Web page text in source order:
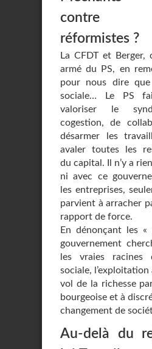
contre
réformistes ?
La CFDT et Berger,
armé du PS, en
pour nous dire
sociale… Le PS
valoriser le
cogestion, de
désarmer les
avaler toutes les
du capital. Il n’y a
ni avec ce
les entreprises,
parvient à arracher
rapport de force.
En dénonçant les «
gouvernement
les vraies racines
sociale,
vol de la richesse
bourgeoise et à
changement de
Au-delà du